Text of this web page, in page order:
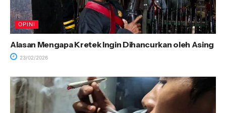
OPINI
Alasan Mengapa Kretek Ingin Dihancurkan oleh Asing
23/02/2026